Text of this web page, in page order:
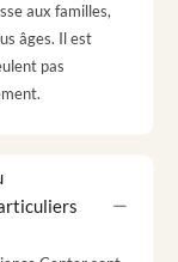
aux familles,
âges. Il est
pas